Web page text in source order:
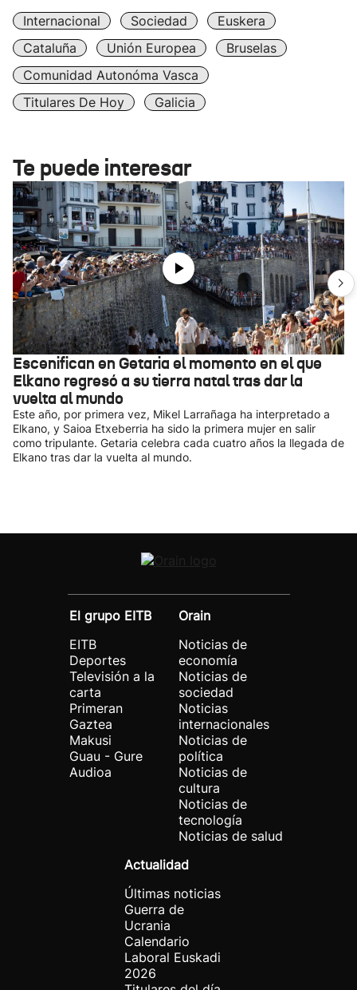
Internacional Sociedad
Euskera
Cataluña
Unión Europea
Bruselas
Comunidad Autonóma Vasca
Titulares De Hoy
Galicia
Te puede interesar
Escenifican en Getaria el momento en el que
Elkano regresó a su tierra natal tras dar la
vuelta al mundo
Este año, por primera vez, Mikel Larrañaga ha interpretado a
Elkano, y Saioa Etxeberria ha sido la primera mujer en salir
como tripulante. Getaria celebra cada cuatro años la llegada de
Elkano tras dar la vuelta al mundo.
El grupo EITB
EITB
Deportes
Televisión a la
carta
Primeran
Gaztea
Makusi
Guau - Gure
Audioa
Orain
Noticias de
economía
Noticias de
sociedad
Noticias
internacionales
Noticias de
política
Noticias de
cultura
Noticias de
tecnología
Noticias de salud
Actualidad
Últimas noticias
Guerra de
Ucrania
Calendario
Laboral Euskadi
2026